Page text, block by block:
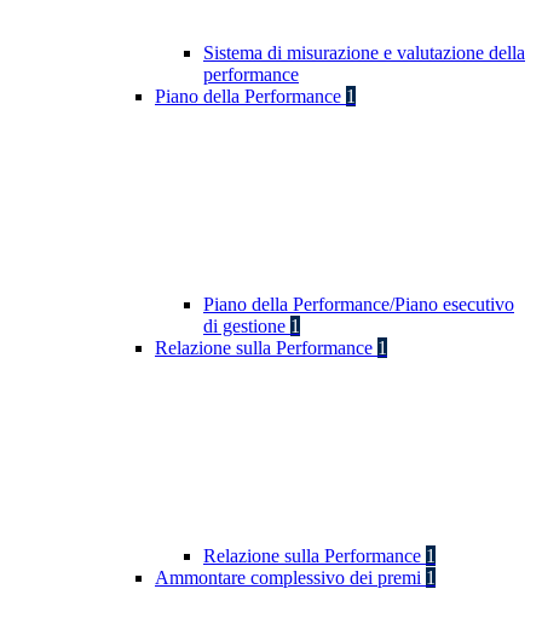
Sistema di misurazione e valutazione della
performance
Piano della Performance 1
Piano della Performance/Piano esecutivo
di gestione 1
Relazione sulla Performance 1
Relazione sulla Performance 1
Ammontare complessivo dei premi 1